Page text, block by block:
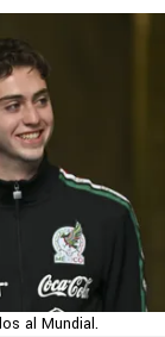
al Mundial.